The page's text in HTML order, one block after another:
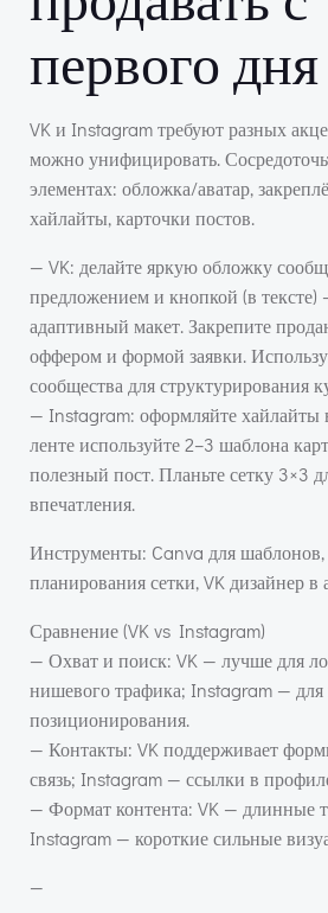
первого дня
VK и Instagram требуют разных
можно унифицировать.
элементах: обложка/аватар,
хайлайты, карточки постов.
— VK: делайте яркую обложку
предложением и кнопкой (в
адаптивный макет. Закрепите
оффером и формой заявки.
сообщества для структурирования
— Instagram: оформляйте хайлайты
ленте используйте 2–3 шаблона
полезный пост. Планьте сетку 3×3
впечатления.
Инструменты: Canva для
планирования сетки, VK дизайнер в
Сравнение (VK vs Instagram)
— Охват и поиск: VK — лучше для
нишевого трафика; Instagram — для
позиционирования.
— Контакты: VK поддерживает
связь; Instagram — ссылки в
— Формат контента: VK — длинные
Instagram — короткие сильные
—